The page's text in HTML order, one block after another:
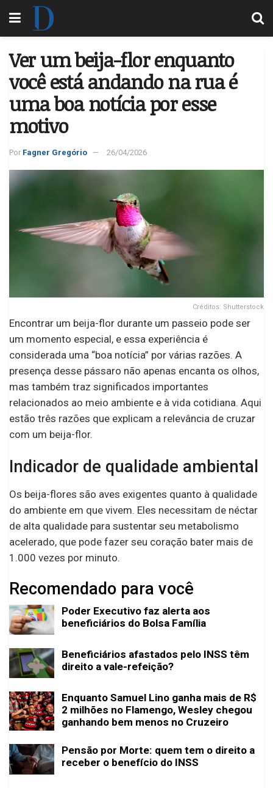
Ver um beija-flor enquanto
você está andando na rua é
uma boa notícia por esse
motivo
Por Fagner Gregório 26/04/2026
Créditos: Shutterstock
Encontrar um beija-flor durante um passeio pode ser
um momento especial, e essa experiência é
considerada uma “boa notícia” por várias razões. A
presença desse pássaro não apenas encanta os olhos,
mas também traz significados importantes
relacionados ao meio ambiente e à vida cotidiana. Aqui
estão três razões que explicam a relevância de cruzar
com um beija-flor.
Indicador de qualidade ambiental
Os beija-flores são aves exigentes quanto à qualidade
do ambiente em que vivem. Eles necessitam de néctar
de alta qualidade para sustentar seu metabolismo
acelerado, que pode fazer seu coração bater mais de
1.000 vezes por minuto.
Recomendado para você
Poder Executivo faz alerta aos
beneficiários do Bolsa Família
Beneficiários afastados pelo INSS têm
direito a vale-refeição?
Enquanto Samuel Lino ganha mais de R$
2 milhões no Flamengo, Wesley chegou
ganhando bem menos no Cruzeiro
Pensão por Morte: quem tem o direito a
receber o benefício do INSS